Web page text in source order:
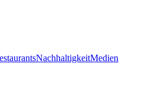
NachhaltigkeitMedien